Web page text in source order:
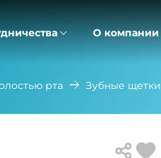
О компании
рта Зубные щетки